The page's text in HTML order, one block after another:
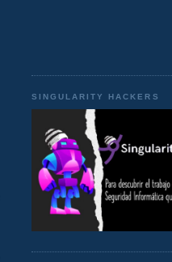
SINGULARITY HACKERS